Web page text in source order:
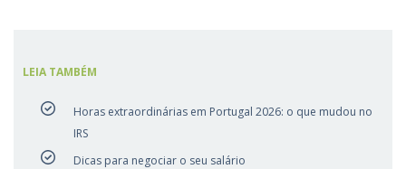
LEIA TAMBÉM
Horas extraordinárias em Portugal 2026: o que mudou no
IRS
Dicas para negociar o seu salário